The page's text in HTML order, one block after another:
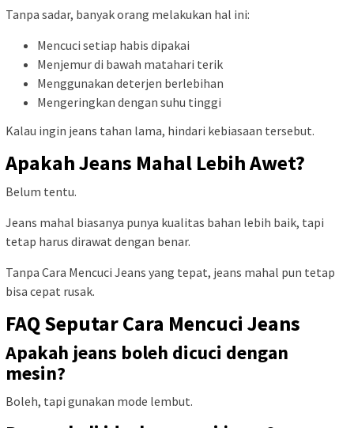
Tanpa sadar, banyak orang melakukan hal ini:
Mencuci setiap habis dipakai
Menjemur di bawah matahari terik
Menggunakan deterjen berlebihan
Mengeringkan dengan suhu tinggi
Kalau ingin jeans tahan lama, hindari kebiasaan tersebut.
Apakah Jeans Mahal Lebih Awet?
Belum tentu.
Jeans mahal biasanya punya kualitas bahan lebih baik, tapi
tetap harus dirawat dengan benar.
Tanpa Cara Mencuci Jeans yang tepat, jeans mahal pun tetap
bisa cepat rusak.
FAQ Seputar Cara Mencuci Jeans
Apakah jeans boleh dicuci dengan
mesin?
Boleh, tapi gunakan mode lembut.